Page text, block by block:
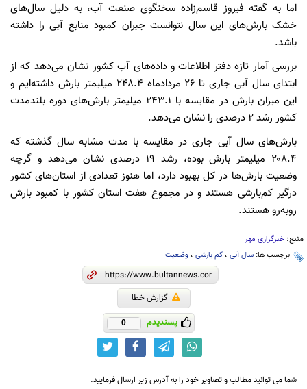
اما به گفته فیروز قاسم‌زاده سخنگوی صنعت آب، به دلیل سال‌های
خشک بارش‌های این سال نتوانست جبران کمبود منابع آبی را داشته
باشد.
بررسی آمار تازه دفتر اطلاعات و داده‌های آب کشور نشان می‌دهد که از
ابتدای سال آبی جاری تا ۲۶ مردادماه ۲۴۸.۴ میلیمتر بارش داشته‌ایم و
این میزان بارش در مقایسه با ۲۴۳.۱ میلیمتر بارش‌های دوره بلندمدت
کشور رشد ۲ درصدی را نشان می‌دهد.
بارش‌های سال آبی جاری در مقایسه با مدت مشابه سال گذشته که
۲۰۸.۴ میلیمتر بارش بوده، رشد ۱۹ درصدی نشان می‌دهد و گرچه
وضعیت بارش‌ها در کل بهبود دارد، اما هنوز تعدادی از استان‌های کشور
درگیر کم‌بارشی هستند و در مجموع هفت استان کشور با کمبود بارش
روبه‌رو هستند.
منبع: خبرگزاری مهر
برچسب ها: سال آبی ، کم بارشی ، وضعیت
گزارش خطا
پسندیدم 0
شما می توانید مطالب و تصاویر خود را به آدرس زیر ارسال فرمایید.